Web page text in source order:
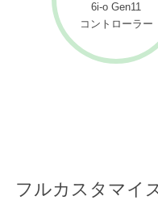
6i-o Gen11
コントローラー
フルカスタマイ